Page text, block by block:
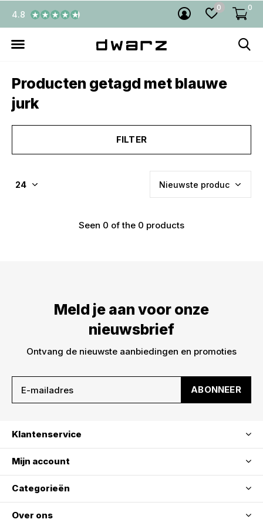
0 0
4.8
Producten getagd met blauwe
jurk
FILTER
Seen 0 of the 0 products
Meld je aan voor onze
nieuwsbrief
Ontvang de nieuwste aanbiedingen en promoties
ABONNEER
Klantenservice
Mijn account
Categorieën
Over ons